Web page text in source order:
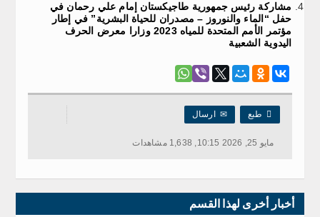
مشاركة رئيس جمهورية طاجيكستان إمام علي رحمان في
حفل “الماء والنوروز – مصدران للحياة البشرية” في إطار
مؤتمر الأمم المتحدة للمياه 2023 وزارا معرض الحرف
اليدوية الشعبية
 طبع ✉ارسال
مايو 25, 2026 10:15, 1,638 مشاهدات
أخبار أخرى لهذا القسم